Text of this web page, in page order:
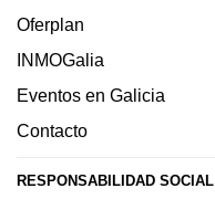
Oferplan
INMOGalia
Eventos en Galicia
Contacto
RESPONSABILIDAD SOCIAL